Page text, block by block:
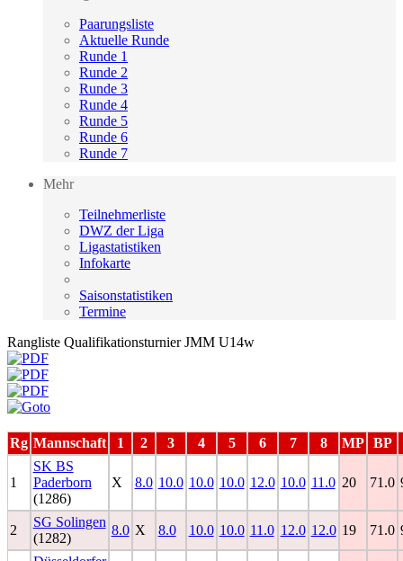
Paarungsliste
Aktuelle Runde
Runde 1
Runde 2
Runde 3
Runde 4
Runde 5
Runde 6
Runde 7
Mehr
Teilnehmerliste
DWZ der Liga
Ligastatistiken
Infokarte
Saisonstatistiken
Termine
Rangliste Qualifikationsturnier JMM U14w
Rg Mannschaft 1 2 3 4 5 6 7 8 MP BP
1
SK BS
Paderborn
(1286)
X 8.0 10.0 10.0 10.0 12.0 10.0 11.0 20 71.0
2
SG Solingen
(1282)
8.0 X 8.0 10.0 10.0 11.0 12.0 12.0 19 71.0